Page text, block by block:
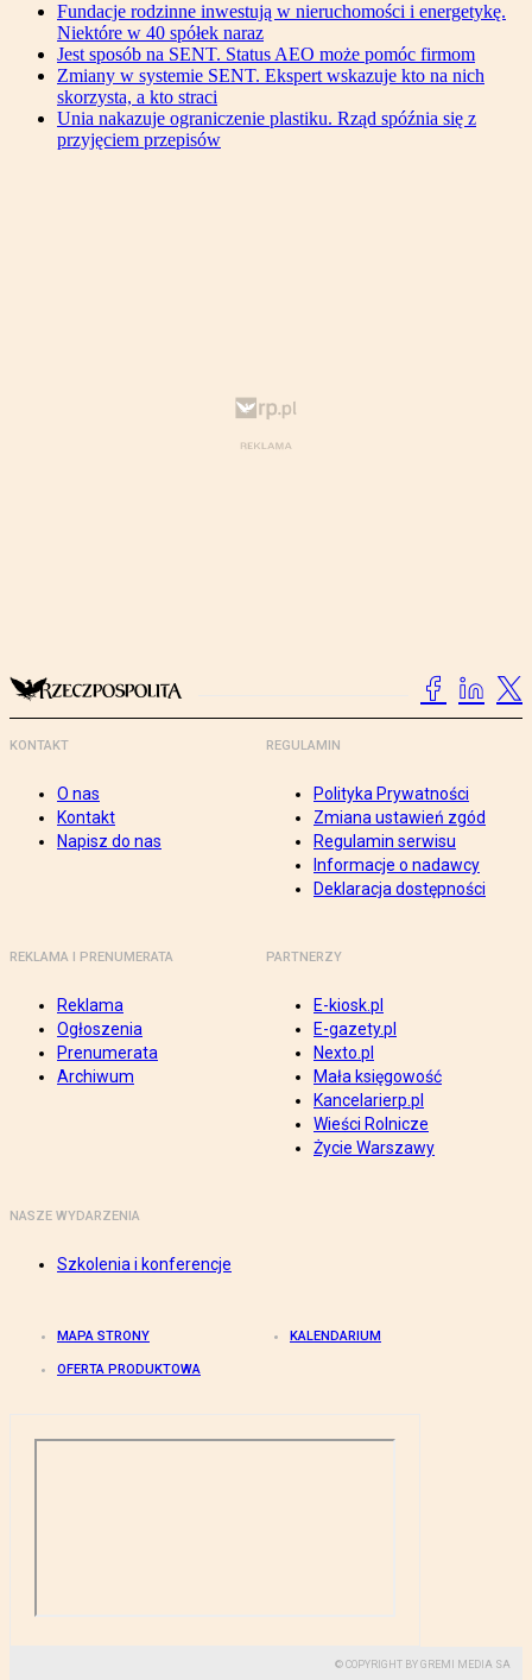
Fundacje rodzinne inwestują w nieruchomości i energetykę.
Niektóre w 40 spółek naraz
Jest sposób na SENT. Status AEO może pomóc firmom
Zmiany w systemie SENT. Ekspert wskazuje kto na nich
skorzysta, a kto straci
Unia nakazuje ograniczenie plastiku. Rząd spóźnia się z
przyjęciem przepisów
KONTAKT
O nas
Kontakt
Napisz do nas
REGULAMIN
Polityka Prywatności
Zmiana ustawień zgód
Regulamin serwisu
Informacje o nadawcy
Deklaracja dostępności
REKLAMA I PRENUMERATA
Reklama
Ogłoszenia
Prenumerata
Archiwum
PARTNERZY
E-kiosk.pl
E-gazety.pl
Nexto.pl
Mała księgowość
Kancelarierp.pl
Wieści Rolnicze
Życie Warszawy
NASZE WYDARZENIA
Szkolenia i konferencje
MAPA STRONY KALENDARIUM
OFERTA PRODUKTOWA
© COPYRIGHT BY GREMI MEDIA SA